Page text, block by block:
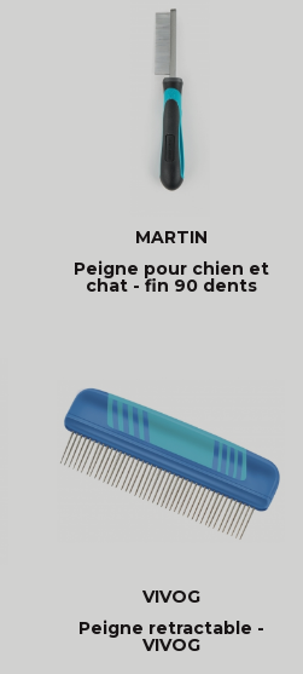
MARTIN
Peigne pour chien et
chat - fin 90 dents
VIVOG
Peigne retractable -
VIVOG